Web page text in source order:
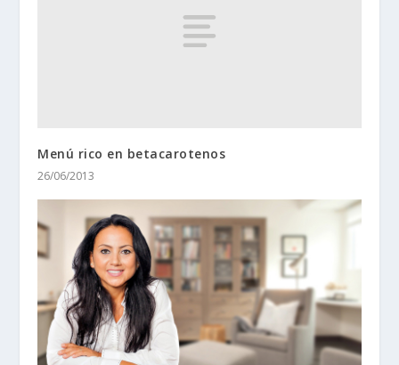
Menú rico en betacarotenos
26/06/2013